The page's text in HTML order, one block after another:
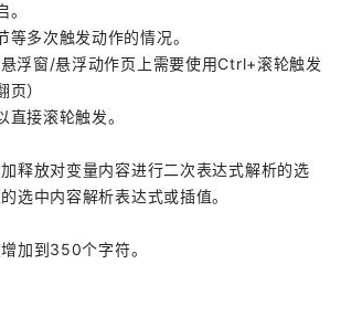
等多次触发动作的情况。
浮窗/悬浮动作页上需要使用Ctrl+滚轮触发
页）
直接滚轮触发。
加释放对变量内容进行二次表达式解析的选
选中内容解析表达式或插值。
加到350个字符。